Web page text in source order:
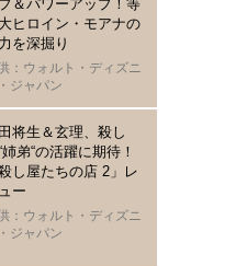
ッセージ到着
＆パワーアップ！等
ヒロイン・モアナの
を深掘り
：ウォルト・ディズニ
ジャパン
将生＆玄理、殺し
姉弟“の活躍に期待！
殺し屋たちの店 2」レ
ー
：ウォルト・ディズニ
ジャパン